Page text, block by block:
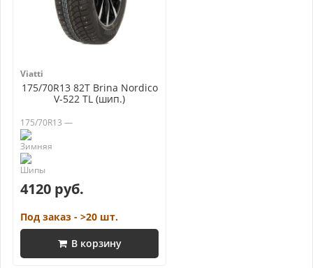
Viatti
175/70R13 82T Brina Nordico
V-522 TL (шип.)
175/70R13 —
4120 руб.
Под заказ - >20 шт.
В корзину